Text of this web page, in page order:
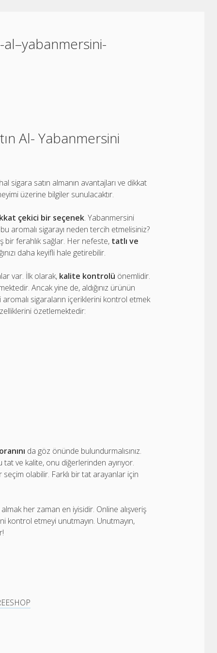
Al- Yabanmersini
sigara satın almanın avantajları ve dikkat
üzerine bilgiler sunulacaktır.
çekici bir seçenek. Yabanmersini
aromalı sigarayı neden tercih etmelisiniz?
bir ferahlık sağlar. Her nefeste, tatlı ve
daha keyifli hale getirebilir.
var. İlk olarak, kalite kontrolü önemlidir.
Ancak yine de, aldığınız ürünün
aromalı sigaraların içeriklerini kontrol etmek
özetlemektedir:
da göz önünde bulundurmalısınız.
ve kalite, onu diğerlerinden ayırıyor.
olabilir. Farklı bir tat arayanlar için
her zaman en iyisidir. Online alışveriş
kontrol etmeyi unutmayın. Unutmayın,